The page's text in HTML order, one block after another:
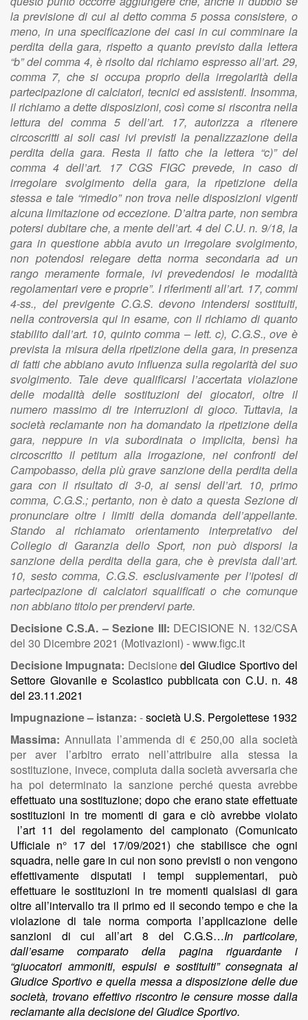
la previsione di cui al detto comma 5 possa consistere, o
meno, in una specificazione dei casi in cui comminare la
perdita della gara, rispetto a quanto previsto dalla lettera
“b” del comma 4, è risolto dal richiamo espresso all’art. 29,
comma 7, che si occupa proprio della irregolarità della
partecipazione di calciatori, tecnici ed assistenti. Insomma,
il richiamo a dette disposizioni, così come si riscontra nella
lettura del comma 5 dell’art. 17, autorizza a ritenere
circoscritti ai soli casi ivi previsti la penalizzazione della
perdita della gara. Resta il fatto che la lettera “c)” del
comma 4 dell’art. 17 CGS FIGC prevede, in caso di
irregolare svolgimento della gara, la ripetizione della
stessa e tale “rimedio” non trova nelle disposizioni vigenti
alcuna limitazione od eccezione. D’altra parte, non sembra
potersi dubitare che, a mente dell’art. 4 del C.U. n. 9/18, la
gara in questione abbia avuto un irregolare svolgimento,
non potendosi relegare detta norma secondaria ad un
rango meramente formale, ivi prevedendosi le modalità
regolamentari vere e proprie”. I riferimenti all’art. 17, commi
4-ss., del previgente C.G.S. devono intendersi sostituiti,
nella controversia qui in esame, con il richiamo di quanto
stabilito dall’art. 10, quinto comma – lett. c), C.G.S., ove è
prevista la misura della ripetizione della gara, in presenza
di fatti che abbiano avuto influenza sulla regolarità del suo
svolgimento. Tale deve qualificarsi l’accertata violazione
delle modalità delle sostituzioni dei giocatori, oltre il
numero massimo di tre interruzioni di gioco. Tuttavia, la
società reclamante non ha domandato la ripetizione della
gara, neppure in via subordinata o implicita, bensì ha
circoscritto il petitum alla irrogazione, nei confronti del
Campobasso, della più grave sanzione della perdita della
gara con il risultato di 3-0, ai sensi dell’art. 10, primo
comma, C.G.S.; pertanto, non è dato a questa Sezione di
pronunciare oltre i limiti della domanda dell’appellante.
Stando al richiamato orientamento interpretativo del
Collegio di Garanzia dello Sport, non può disporsi la
sanzione della perdita della gara, che è prevista dall’art.
10, sesto comma, C.G.S. esclusivamente per l’ipotesi di
partecipazione di calciatori squalificati o che comunque
non abbiano titolo per prendervi parte.
Decisione C.S.A. – Sezione III: DECISIONE N. 132/CSA
del 30 Dicembre 2021 (Motivazioni) - www.figc.it
Decisione Impugnata: Decisionedel Giudice Sportivo del
Settore Giovanile e Scolastico pubblicata con C.U. n. 48
del 23.11.2021
Impugnazione – istanza: -società U.S. Pergolettese 1932
Massima:Annullata l’ammenda di € 250,00 alla società
per aver l’arbitro errato nell’attribuire alla stessa la
sostituzione, invece, compiuta dalla società avversaria che
ha poi determinato la sanzione perché questa avrebbe
effettuato una sostituzione; dopo che erano state effettuate
sostituzioni in tre momenti di gara e ciò avrebbe violato
l’art 11 del regolamento del campionato (Comunicato
Ufficiale n° 17 del 17/09/2021) che stabilisce che ogni
squadra, nelle gare in cui non sono previsti o non vengono
effettivamente disputati i tempi supplementari, può
effettuare le sostituzioni in tre momenti qualsiasi di gara
oltre all’intervallo tra il primo ed il secondo tempo e che la
violazione di tale norma comporta l’applicazione delle
sanzioni di cui all’art 8 del C.G.S…In particolare,
dall’esame comparato della pagina riguardante i
“giuocatori ammoniti, espulsi e sostituiti” consegnata al
Giudice Sportivo e quella messa a disposizione delle due
società, trovano effettivo riscontro le censure mosse dalla
reclamante alla decisione del Giudice Sportivo.